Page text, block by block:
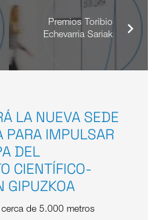
Premios Toribio
Echevarria Sariak
LA NUEVA SEDE
PARA IMPULSAR
DEL
CIENTÍFICO-
GIPUZKOA
de 5.000 metros